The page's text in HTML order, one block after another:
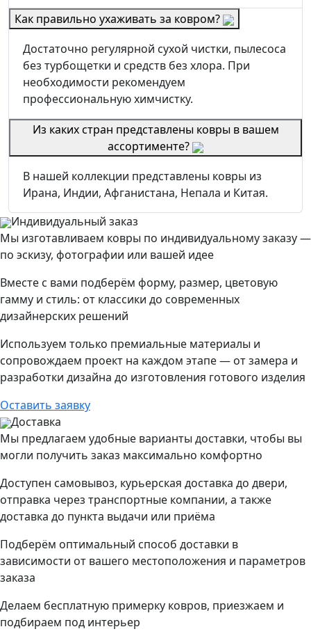
Как правильно ухаживать за ковром?
Достаточно регулярной сухой чистки, пылесоса
без турбощетки и средств без хлора. При
необходимости рекомендуем
профессиональную химчистку.
Из каких стран представлены ковры в вашем
ассортименте?
В нашей коллекции представлены ковры из
Ирана, Индии, Афганистана, Непала и Китая.
Индивидуальный заказ
Мы изготавливаем ковры по индивидуальному заказу —
по эскизу, фотографии или вашей идее
Вместе с вами подберём форму, размер, цветовую
гамму и стиль: от классики до современных
дизайнерских решений
Используем только премиальные материалы и
сопровождаем проект на каждом этапе — от замера и
разработки дизайна до изготовления готового изделия
Оставить заявку
Доставка
Мы предлагаем удобные варианты доставки, чтобы вы
могли получить заказ максимально комфортно
Доступен самовывоз, курьерская доставка до двери,
отправка через транспортные компании, а также
доставка до пункта выдачи или приёма
Подберём оптимальный способ доставки в
зависимости от вашего местоположения и параметров
заказа
Делаем бесплатную примерку ковров, приезжаем и
подбираем под интерьер